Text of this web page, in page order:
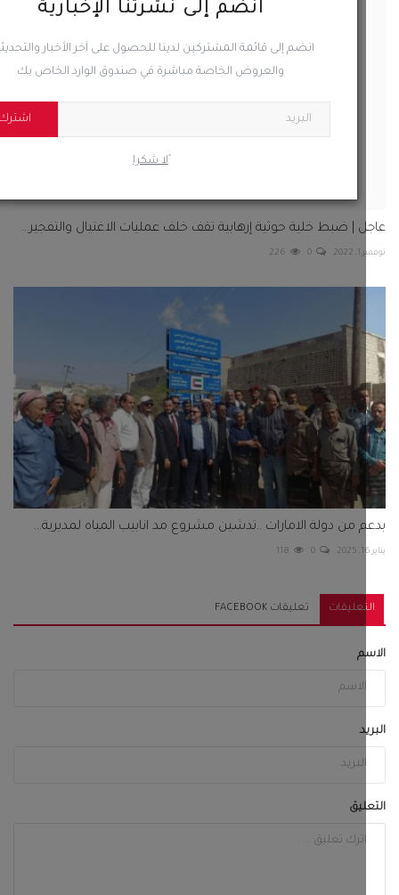
انضم إلى نشرتنا الإخبارية
انضم إلى قائمة المشتركين لدينا للحصول على آخر الأخبار والتحديثات
والعروض الخاصة مباشرة في صندوق الوارد الخاص بك
ًلا شكرا
| ضبط خلية حوثية إرهابية تقف خلف عمليات الاغتيال والتفجير...
0
226
من دولة الامارات ..تدشين مشروع مد انابيب المياه لمديرية...
0
118
تعليقات FACEBOOK